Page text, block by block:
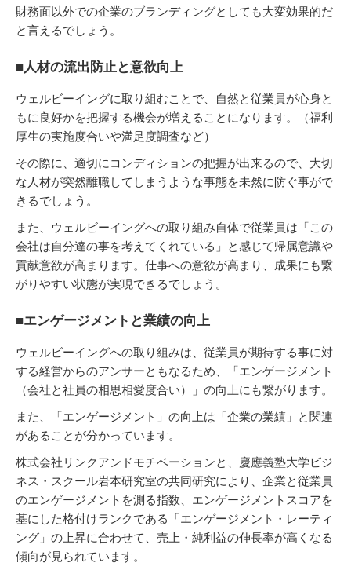
財務面以外での企業のブランディングとしても大変効果的だ
と言えるでしょう。
■人材の流出防止と意欲向上
ウェルビーイングに取り組むことで、自然と従業員が心身と
もに良好かを把握する機会が増えることになります。（福利
厚生の実施度合いや満足度調査など）
その際に、適切にコンディションの把握が出来るので、大切
な人材が突然離職してしまうような事態を未然に防ぐ事がで
きるでしょう。
また、ウェルビーイングへの取り組み自体で従業員は「この
会社は自分達の事を考えてくれている」と感じて帰属意識や
貢献意欲が高まります。仕事への意欲が高まり、成果にも繋
がりやすい状態が実現できるでしょう。
■エンゲージメントと業績の向上
ウェルビーイングへの取り組みは、従業員が期待する事に対
する経営からのアンサーともなるため、「エンゲージメント
（会社と社員の相思相愛度合い）」の向上にも繋がります。
また、「エンゲージメント」の向上は「企業の業績」と関連
があることが分かっています。
株式会社リンクアンドモチベーションと、慶應義塾大学ビジ
ネス・スクール岩本研究室の共同研究により、企業と従業員
のエンゲージメントを測る指数、エンゲージメントスコアを
基にした格付けランクである「エンゲージメント・レーティ
ング」の上昇に合わせて、売上・純利益の伸長率が高くなる
傾向が見られています。